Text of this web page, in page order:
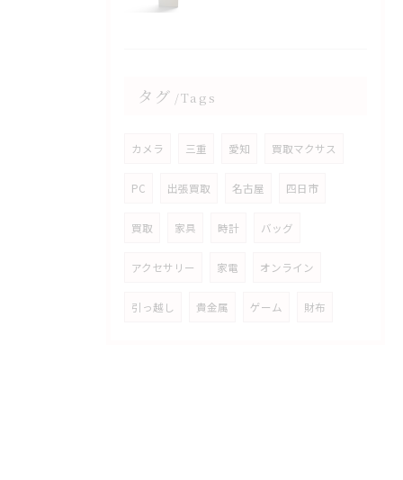
タグ Tags
カメラ 三重 愛知 買取マクサス
PC 出張買取 名古屋 四日市
買取 家具 時計 バッグ
アクセサリー 家電 オンライン
引っ越し 貴金属 ゲーム 財布